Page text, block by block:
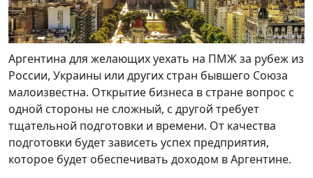
Аргентина для желающих уехать на ПМЖ за рубеж из
России, Украины или других стран бывшего Союза
малоизвестна. Открытие бизнеса в стране вопрос с
одной стороны не сложный, с другой требует
тщательной подготовки и времени. От качества
подготовки будет зависеть успех предприятия,
которое будет обеспечивать доходом в Аргентине.